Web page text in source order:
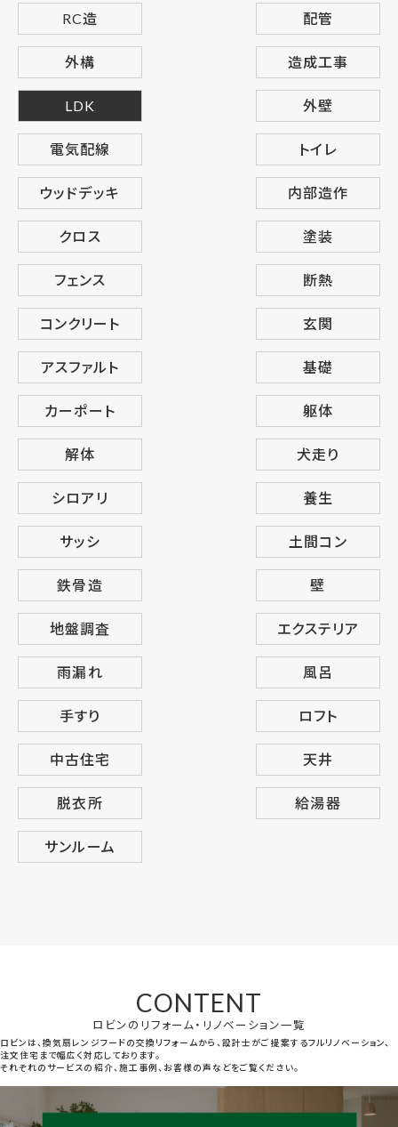
RC造 配管
外構 造成工事
LDK 外壁
電気配線 トイレ
ウッドデッキ 内部造作
クロス 塗装
フェンス 断熱
コンクリート 玄関
アスファルト 基礎
カーポート 躯体
解体 犬走り
シロアリ 養生
サッシ 土間コン
鉄骨造 壁
地盤調査 エクステリア
雨漏れ 風呂
手すり ロフト
中古住宅 天井
脱衣所 給湯器
サンルーム
CONTENT
ロビンのリフォーム・リノベーション一覧
ロビンは、換気扇レンジフードの交換リフォームから、設計士がご提案するフルリノベーション、
注文住宅まで幅広く対応しております。
それぞれのサービスの紹介、施工事例、お客様の声などをご覧ください。